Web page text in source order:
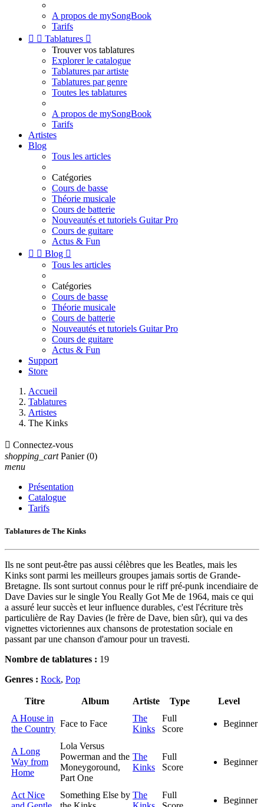
A propos de mySongBook
Tarifs
  Tablatures 
Trouver vos tablatures
Explorer le catalogue
Tablatures par artiste
Tablatures par genre
Toutes les tablatures
A propos de mySongBook
Tarifs
Artistes
Blog
Tous les articles
Catégories
Cours de basse
Théorie musicale
Cours de batterie
Nouveautés et tutoriels Guitar Pro
Cours de guitare
Actus & Fun
  Blog 
Tous les articles
Catégories
Cours de basse
Théorie musicale
Cours de batterie
Nouveautés et tutoriels Guitar Pro
Cours de guitare
Actus & Fun
Support
Store
Accueil
Tablatures
Artistes
The Kinks
 Connectez-vous
shopping_cart Panier (0)
menu
Présentation
Catalogue
Tarifs
Tablatures de The Kinks
Ils ne sont peut-être pas aussi célèbres que les Beatles, mais les
Kinks sont parmi les meilleurs groupes jamais sortis de Grande-
Bretagne. Ils sont surtout connus pour le riff pré-punk incendiaire de
Dave Davies sur le single You Really Got Me de 1964, mais ce qui
a assuré leur succès et leur influence durables, c'est l'écriture très
particulière de Ray Davies (le frère de Dave, bien sûr), qui va des
vignettes victoriennes aux chansons de protestation sociale en
passant par une chanson d'amour pour un travesti.
Nombre de tablatures : 19
Genres : Rock, Pop
Titre Album Artiste Type
Level
A House in
the Country
Face to Face
The
Kinks
Full
Score
Beginner
A Long
Way from
Home
Lola Versus
Powerman and the
Moneygoround,
Part One
The
Kinks
Full
Score
Beginner
Act Nice
Something Else by The
Full
Beginner